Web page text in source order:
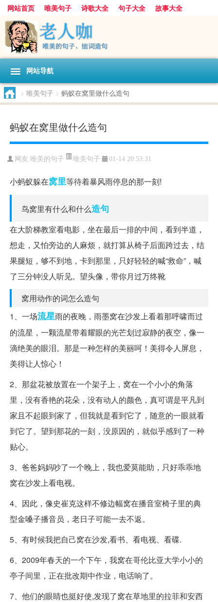
网站首页 唯美句子 诗歌大全 句子大全
故事大全
人生感悟
其他美文 美文欣赏
感人故事
句子分类
网站导航
> 唯美句子 > 蚂蚁在窝里做什么造句
蚂蚁在窝里做什么造句
网友: 唯美的句子 唯美句子 01-14 20:53:31
小蚂蚁躲在窝里等待着暴风雨停息的那一刻!
鸟窝里有什么和什么造句
在大阶梯教室看电影，坐在最后一排的中间，看到半道，
想走，又怕旁边的人麻烦，就打算从椅子后面跨过去，结
果腿短，够不到地，卡到那里，只好轻轻的喊“救命”，喊
了三分钟没人听见。望头像，带你月过万终靴
窝用动作的词怎么造句
1、一场流星雨的夜晚，雨墨窝在沙发上看着那呼啸而过
的流星，一颗流星带着耀眼的光芒划过寂静的夜空，像一
滴绝美的眼泪。那是一种怎样的美丽呵！美得令人屏息，
美得让人惊心！
2、那盆花被放置在一个架子上，窝在一个小小的角落
里，没有香艳的花朵，没有动人的颜色，真可谓是平凡到
家且不起眼到家了，但我就是看到它了，随意的一眼就看
到它了。望到那花的一刻，没原因的，就似乎感到了一种
贴心。
3、爸爸妈妈吵了一个晚上，我也爱莫能助，只好乖乖地
窝在沙发上看电视。
4、因此，像史崔克这样不修边幅窝在播音室椅子里的典
型金嗓子播音员，老日子可能一去不返。
5、有时候我把自己窝在沙发,看书、看电视、看碟.
6、2009年春天的一个下午，我窝在哥伦比亚大学小小的
亭子间里，正在批改期中作业，电话响了。
7、他们的眼睛也挺好使,发现了窝在草地里的拉菲和安西